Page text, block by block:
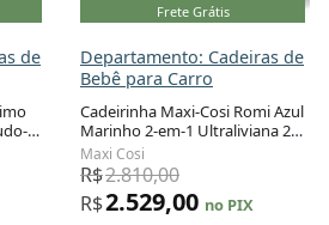
de
kg
Frete Grátis
Departamento: Cadeiras de
Bebê para Carro
Cadeirinha Maxi-Cosi Romi Azul
Marinho 2-em-1 Ultraliviana 2,3
a 22,7 kg
Maxi Cosi
R$2.810,00
R$2.529,00 no PIX
Adicionar ao carrinho